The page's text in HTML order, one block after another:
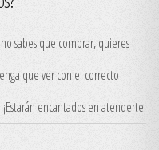
sabes que comprar, quieres
que ver con el correcto
encantados en atenderte!